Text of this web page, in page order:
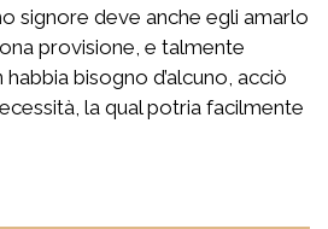
signore deve anche egli amarlo
provisione, e talmente
bisogno d’alcuno, acciò
la qual potria facilmente